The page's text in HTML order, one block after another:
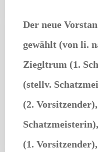
Der neue
gewählt (von li.
Ziegltrum (1.
(stellv.
(2.
(1.